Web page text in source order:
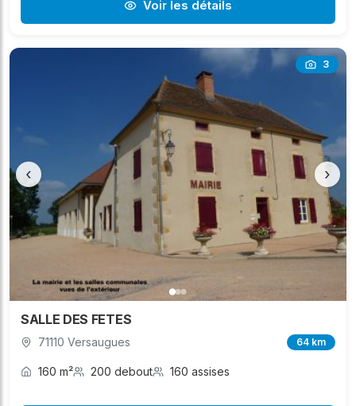
Voir les détails
3
‹ ›
SALLE DES FETES
71110 Versaugues 64 km
160 m² 200 debout 160 assises